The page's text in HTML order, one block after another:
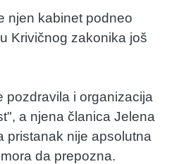
njen kabinet podneo
Krivičnog zakonika još
pozdravila i organizacija
a njena članica Jelena
pristanak nije apsolutna
da prepozna.